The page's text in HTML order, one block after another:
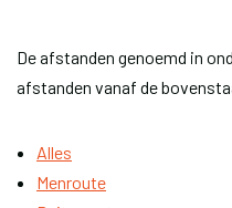
De afstanden genoemd in
afstanden vanaf de
Alles
Menroute